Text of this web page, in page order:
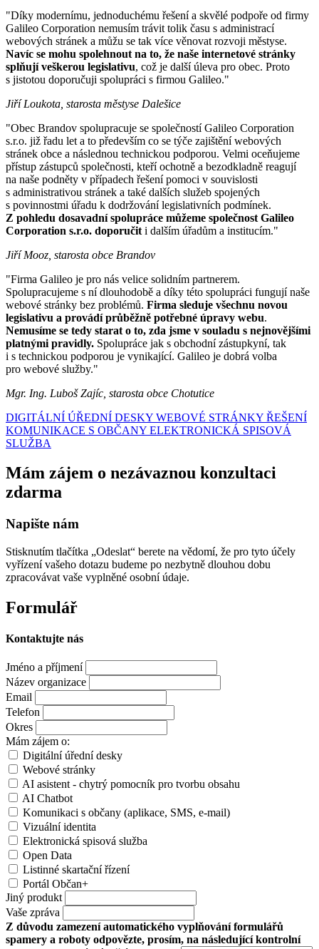
"Díky modernímu, jednoduchému řešení a skvělé podpoře od firmy
Galileo Corporation nemusím trávit tolik času s administrací
webových stránek a můžu se tak více věnovat rozvoji městyse.
Navíc se mohu spolehnout na to, že naše internetové stránky
splňují veškerou legislativu, což je další úleva pro obec. Proto
s jistotou doporučuji spolupráci s firmou Galileo."
Jiří Loukota, starosta městyse Dalešice
"Obec Brandov spolupracuje se společností Galileo Corporation
s.r.o. již řadu let a to především co se týče zajištění webových
stránek obce a následnou technickou podporou. Velmi oceňujeme
přístup zástupců společnosti, kteří ochotně a bezodkladně reagují
na naše podněty v případech řešení pomoci v souvislosti
s administrativou stránek a také dalších služeb spojených
s povinnostmi úřadu k dodržování legislativních podmínek.
Z pohledu dosavadní spolupráce můžeme společnost Galileo
Corporation s.r.o. doporučit i dalším úřadům a institucím."
Jiří Mooz, starosta obce Brandov
"Firma Galileo je pro nás velice solidním partnerem.
Spolupracujeme s ní dlouhodobě a díky této spolupráci fungují naše
webové stránky bez problémů. Firma sleduje všechnu novou
legislativu a provádí průběžně potřebné úpravy webu.
Nemusíme se tedy starat o to, zda jsme v souladu s nejnovějšími
platnými pravidly. Spolupráce jak s obchodní zástupkyní, tak
i s technickou podporou je vynikající. Galileo je dobrá volba
pro webové služby."
Mgr. Ing. Luboš Zajíc, starosta obce Chotutice
DIGITÁLNÍ ÚŘEDNÍ DESKY WEBOVÉ STRÁNKY ŘEŠENÍ
KOMUNIKACE S OBČANY ELEKTRONICKÁ SPISOVÁ
SLUŽBA
Mám zájem o nezávaznou konzultaci
zdarma
Napište nám
Stisknutím tlačítka „Odeslat“ berete na vědomí, že pro tyto účely
vyřízení vašeho dotazu budeme po nezbytně dlouhou dobu
zpracovávat vaše vyplněné osobní údaje.
Formulář
Kontaktujte nás
Jméno a příjmení
Název organizace
Email
Telefon
Okres
Mám zájem o:
Digitální úřední desky
Webové stránky
AI asistent - chytrý pomocník pro tvorbu obsahu
AI Chatbot
Komunikaci s občany (aplikace, SMS, e-mail)
Vizuální identita
Elektronická spisová služba
Open Data
Listinné skartační řízení
Portál Občan+
Jiný produkt
Vaše zpráva
Z důvodu zamezení automatického vyplňování formulářů
spamery a roboty odpovězte, prosím, na následující kontrolní